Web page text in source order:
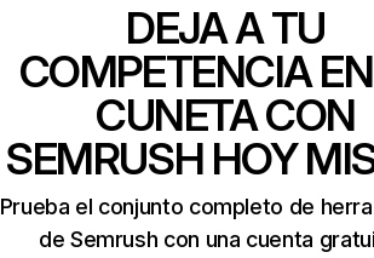
DEJA A TU
COMPETENCIA
CUNETA CON
SEMRUSH HOY
Prueba el conjunto completo de
de Semrush con una cuenta